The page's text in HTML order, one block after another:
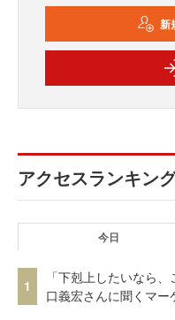
新
アクセスランキン
今日
1
「下剋上したいなら
口義宏さんに聞くマ